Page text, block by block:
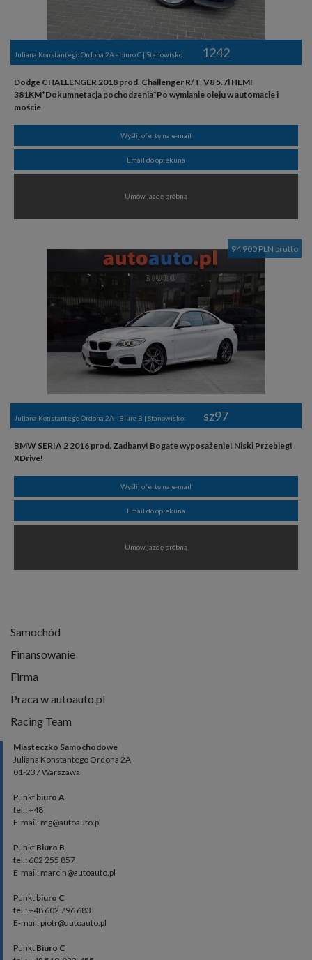
Juliana Konstantego Ordona 2A - biuro C | Stanowisko: 1242
Dodge CHALLENGER 2018 prod. Challenger R/T, V8 5.7l HEMI
381KM*Dokumnetacja pochodzenia*Po wymianie oleju w automacie i
moście
Wyślij ofertę na e-mail
Email do opiekuna
Umów jazdę próbną
94 900 PLN brutto
Juliana Konstantego Ordona 2A - Biuro B | Stanowisko: sz97
BMW SERIA 2 2016 prod. Zadbany! Bogate wyposażenie! Niski Przebieg!
XDrive!
Wyślij ofertę na e-mail
Email do opiekuna
Umów jazdę próbną
Samochód
Finansowanie
Firma
Praca w autoauto.pl
Racing Team
Miasteczko Samochodowe
Juliana Konstantego Ordona 2A
01-237 Warszawa
Punkt biuro A
tel.: +48
E-mail: mg@autoauto.pl
Punkt Biuro B
tel.: 602 255 857
E-mail: marcin@autoauto.pl
Punkt biuro C
tel.: +48 602 796 683
E-mail: piotr@autoauto.pl
Punkt Biuro C